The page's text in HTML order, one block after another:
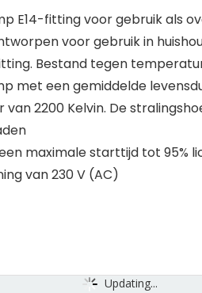
E14-fitting voor gebruik als
voor gebruik in
Bestand tegen
met een gemiddelde
2200 Kelvin. De
maximale starttijd tot 95%
van 230 V (AC)
Updating...